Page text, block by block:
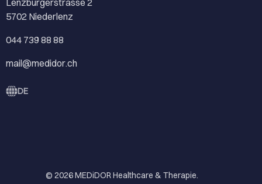
Lenzburgerstrasse 2
5702 Niederlenz
044 739 88 88
mail@medidor.ch
DE
© 2026MEDiDOR Healthcare & Therapie.